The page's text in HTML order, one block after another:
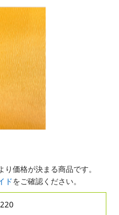
り価格が決まる商品です。
ドをご確認ください。